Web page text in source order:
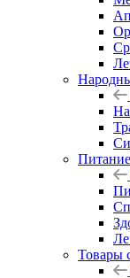
Питание
Товары